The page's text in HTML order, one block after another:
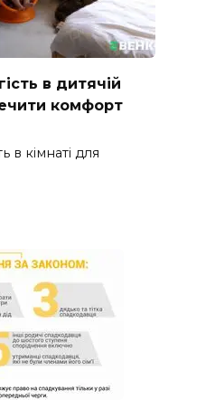
в дитячій
комфорт
в кімнаті для